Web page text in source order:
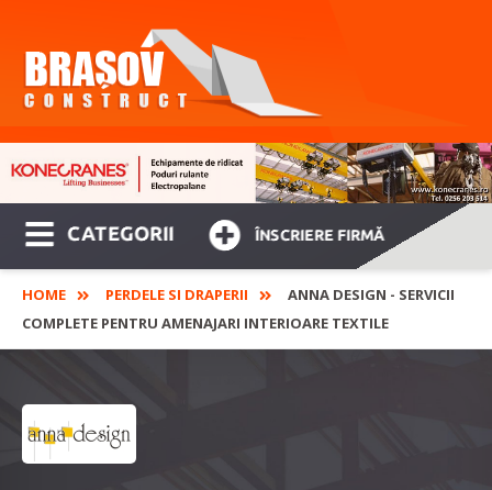
CATEGORII ÎNSCRIERE FIRMĂ
HOME PERDELE SI DRAPERII
ANNA DESIGN - SERVICII
COMPLETE PENTRU AMENAJARI INTERIOARE TEXTILE